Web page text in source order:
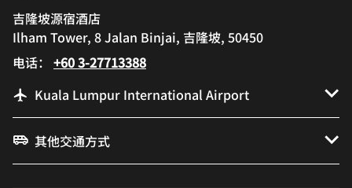
吉隆坡源宿酒店
Ilham Tower, 8 Jalan Binjai, 吉隆坡, 50450
电话： +60 3-27713388
Kuala Lumpur International Airport
其他交通方式